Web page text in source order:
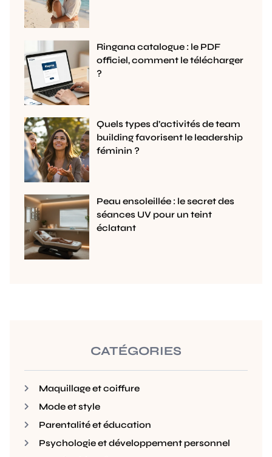
Ringana catalogue : le PDF
officiel, comment le télécharger
?
Quels types d’activités de team
building favorisent le leadership
féminin ?
Peau ensoleillée : le secret des
séances UV pour un teint
éclatant
CATÉGORIES
Maquillage et coiffure
Mode et style
Parentalité et éducation
Psychologie et développement personnel